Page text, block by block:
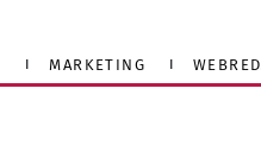
MARKETING